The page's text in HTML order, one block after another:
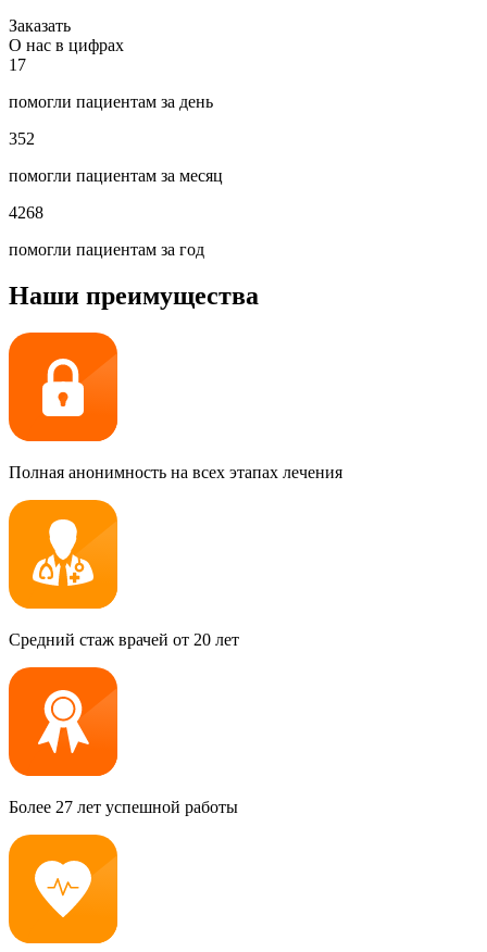
Заказать
О нас в цифрах
17
помогли пациентам за день
352
помогли пациентам за месяц
4268
помогли пациентам за год
Наши преимущества
Полная анонимность на всех этапах лечения
Средний стаж врачей от 20 лет
Более 27 лет успешной работы